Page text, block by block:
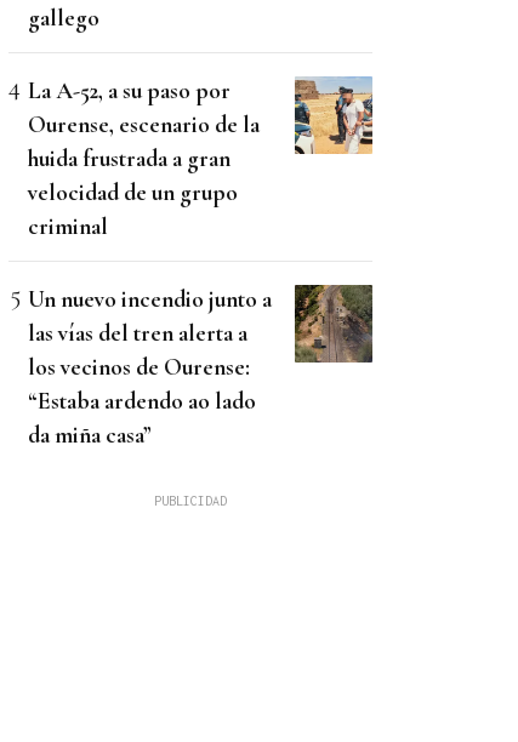
gallego
La A-52, a su paso por
Ourense, escenario de la
huida frustrada a gran
velocidad de un grupo
criminal
Un nuevo incendio junto a
las vías del tren alerta a
los vecinos de Ourense:
“Estaba ardendo ao lado
da miña casa”